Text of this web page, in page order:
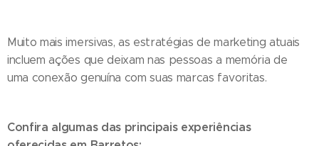
Muito mais imersivas, as estratégias de marketing atuais
incluem ações que deixam nas pessoas a memória de
uma conexão genuína com suas marcas favoritas.
Confira algumas das principais experiências